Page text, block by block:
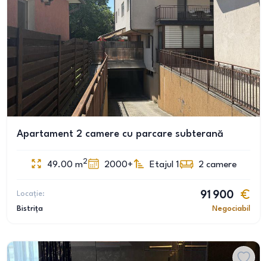
Apartament 2 camere cu parcare subterană
49.00 m2 2000+ Etajul 1 2 camere
Locație:
Bistrița
91 900
Negociabil